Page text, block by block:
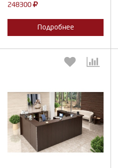
248300
Подробнее
Выберите количество: